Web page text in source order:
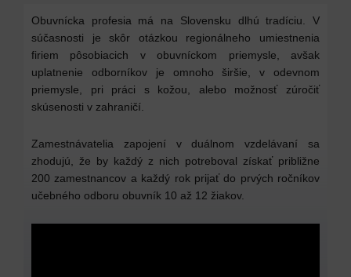
Obuvnícka profesia má na Slovensku dlhú tradíciu. V
súčasnosti je skôr otázkou regionálneho umiestnenia
firiem pôsobiacich v obuvníckom priemysle, avšak
uplatnenie odborníkov je omnoho širšie, v odevnom
priemysle, pri práci s kožou, alebo možnosť zúročiť
skúsenosti v zahraničí.
Zamestnávatelia zapojení v duálnom vzdelávaní sa
zhodujú, že by každý z nich potreboval získať približne
200 zamestnancov a každý rok prijať do prvých ročníkov
učebného odboru obuvník 10 až 12 žiakov.